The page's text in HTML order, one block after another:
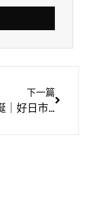
下一篇
南村有聖誕｜好日市集四四南村